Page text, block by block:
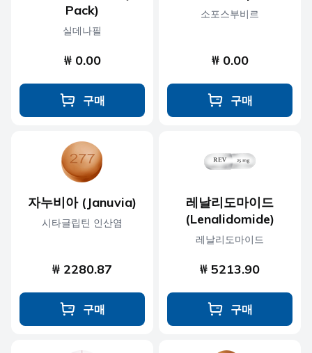
Pack)
실데나필
₩ 0.00
구매
소포스부비르
₩ 0.00
구매
자누비아 (Januvia)
시타글립틴 인산염
₩ 2280.87
구매
레날리도마이드
(Lenalidomide)
레날리도마이드
₩ 5213.90
구매